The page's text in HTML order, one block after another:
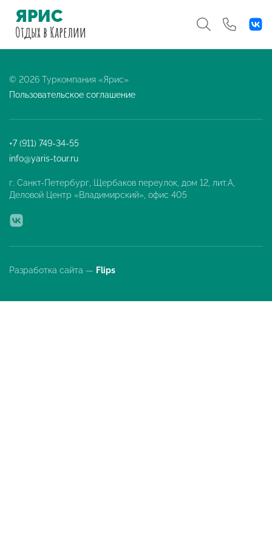
ЯРИС
Отдыхв Карелии
© 2026 Туркомпания «Ярис»
Пользовательское соглашение
+7 (911) 749-34-55
info@yaris-tour.ru
г. Санкт-Петербург, Щербаков переулок, дом 12, лит.А,
Деловой Центр «Владимирский», офис 405
Разработка сайта — Flips